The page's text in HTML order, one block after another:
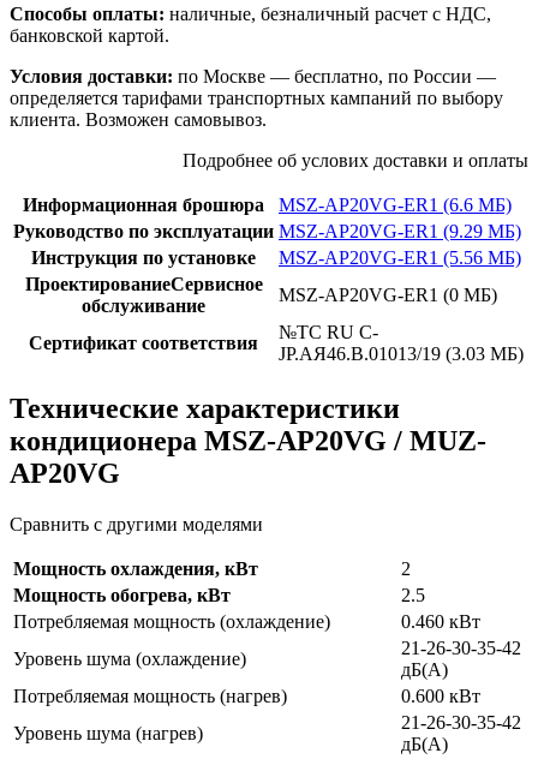
Способы оплаты: наличные, безналичный расчет с НДС,
банковской картой.
Условия доставки: по Москве — бесплатно, по России —
определяется тарифами транспортных кампаний по выбору
клиента. Возможен самовывоз.
Подробнее об услових доставки и оплаты
Информационная брошюра
MSZ-AP20VG-ER1 (6.6 МБ)
Руководство по эксплуатации MSZ-AP20VG-ER1 (9.29 МБ)
Инструкция по установке
MSZ-AP20VG-ER1 (5.56 МБ)
ПроектированиеСервисное
обслуживание
MSZ-AP20VG-ER1 (0 МБ)
Сертификат соответствия
№TC RU C-
JP.АЯ46.В.01013/19 (3.03 МБ)
Технические характеристики
кондиционера MSZ-AP20VG / MUZ-
AP20VG
Сравнить с другими моделями
Мощность охлаждения, кВт
2
Мощность обогрева, кВт
2.5
Потребляемая мощность (охлаждение)
0.460 кВт
Уровень шума (охлаждение)
21-26-30-35-42
дБ(А)
Потребляемая мощность (нагрев)
0.600 кВт
Уровень шума (нагрев)
21-26-30-35-42
дБ(А)